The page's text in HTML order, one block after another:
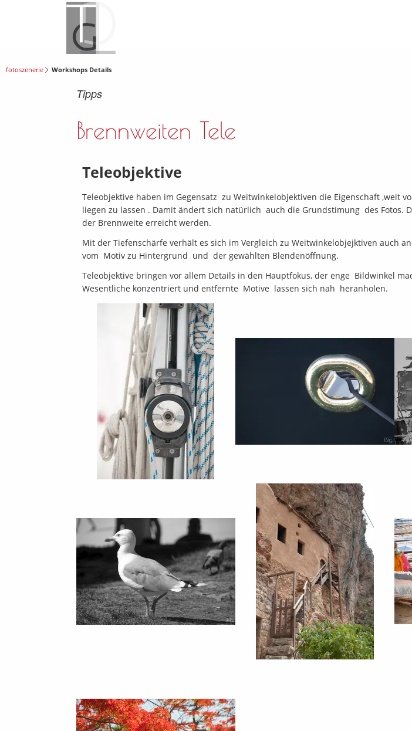
fotoszenerie Workshops Details
Tipps
Brennweiten Tele
Teleobjektive
Teleobjektive haben im Gegensatz zu Weitwinkelobjektiven die Eigenschaft ,weit
liegen zu lassen . Damit ändert sich natürlich auch die Grundstimung des Fotos.
der Brennweite erreicht werden.
Mit der Tiefenschärfe verhält es sich im Vergleich zu Weitwinkelobjejktiven auch
vom Motiv zu Hintergrund und der gewählten Blendenöffnung.
Teleobjektive bringen vor allem Details in den Hauptfokus, der enge Bildwinkel
Wesentliche konzentriert und entfernte Motive lassen sich nah heranholen.